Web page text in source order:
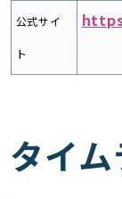
公式サイ
ト
タイ